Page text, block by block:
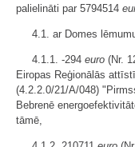
palielināti par 5794514
4.1. ar Domes
4.1.1. -294 euro (Nr.
Eiropas Reģionālās
(4.2.2.0/21/A/048)
Bebrenē
tāmē,